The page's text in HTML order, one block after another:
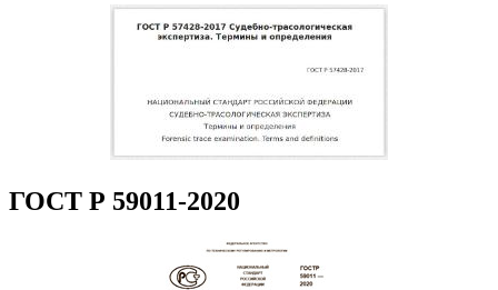
ГОСТ Р 59011-2020